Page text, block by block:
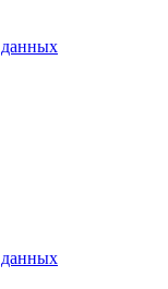
данных
данных